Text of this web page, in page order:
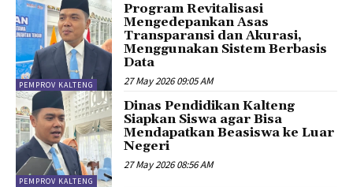
PEMPROV KALTENG
Program Revitalisasi
Mengedepankan Asas
Transparansi dan Akurasi,
Menggunakan Sistem Berbasis
Data
27 May 2026 09:05 AM
PEMPROV KALTENG
Dinas Pendidikan Kalteng
Siapkan Siswa agar Bisa
Mendapatkan Beasiswa ke Luar
Negeri
27 May 2026 08:56 AM